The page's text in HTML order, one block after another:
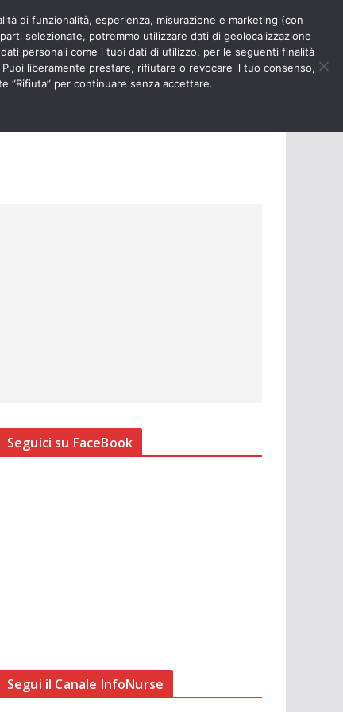
NURSE TIMES
Seguici su FaceBook
Segui il Canale InfoNurse
di funzionalità, esperienza, misurazione e marketing (con
selezionate, potremmo utilizzare dati di geolocalizzazione
personali come i tuoi dati di utilizzo, per le seguenti finalità
liberamente prestare, rifiutare o revocare il tuo consenso,
“Rifiuta” per continuare senza accettare.